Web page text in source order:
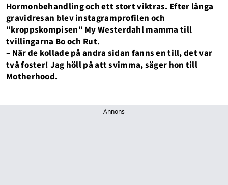
Hormonbehandling och ett stort viktras. Efter långa
gravidresan blev instagramprofilen och
"kroppskompisen" My Westerdahl mamma till
tvillingarna Bo och Rut.
– När de kollade på andra sidan fanns en till, det var
två foster! Jag höll på att svimma, säger hon till
Motherhood.
Annons